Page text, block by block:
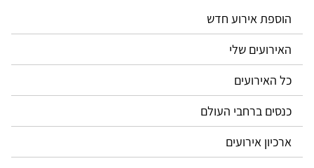
הוספת אירוע חדש
האירועים שלי
כל האירועים
כנסים ברחבי העולם
ארכיון אירועים